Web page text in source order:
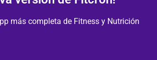
4.20 g
más completa de Fitness y Nutrición